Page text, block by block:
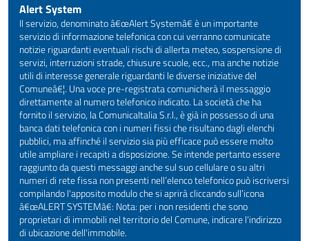
Alert System
Il servizio, denominato â€œAlert Systemâ€ è un importante
servizio di informazione telefonica con cui verranno comunicate
notizie riguardanti eventuali rischi di allerta meteo, sospensione di
servizi, interruzioni strade, chiusure scuole, ecc., ma anche notizie
utili di interesse generale riguardanti le diverse iniziative del
Comuneâ€¦. Una voce pre-registrata comunicherà il messaggio
direttamente al numero telefonico indicato. La società che ha
fornito il servizio, la ComunicaItalia S.r.l., è già in possesso di una
banca dati telefonica con i numeri fissi che risultano dagli elenchi
pubblici, ma affinché il servizio sia più efficace può essere molto
utile ampliare i recapiti a disposizione. Se intende pertanto essere
raggiunto da questi messaggi anche sul suo cellulare o su altri
numeri di rete fissa non presenti nell’elenco telefonico può iscriversi
compilando l'apposito modulo che si aprirà cliccando sull’icona
â€œALERT SYSTEMâ€: Nota: per i non residenti che sono
proprietari di immobili nel territorio del Comune, indicare l'indirizzo
di ubicazione dell'immobile.